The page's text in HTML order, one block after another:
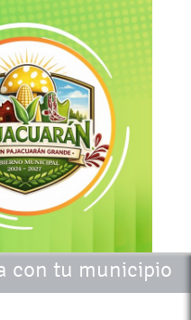
pública
con tu municipio